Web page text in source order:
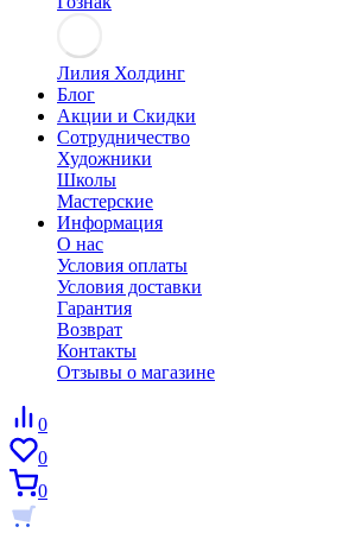
Лилия Холдинг
Блог
Акции и Скидки
Сотрудничество
Художники
Школы
Мастерские
Информация
О нас
Условия оплаты
Условия доставки
Гарантия
Возврат
Контакты
Отзывы о магазине
0
0
0